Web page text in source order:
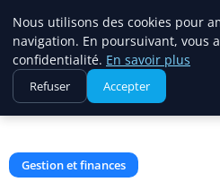
Maadi Gazette
Accueil
Gestion et finances
Tout savoir sur la gestion des
Gestion et finances
Nous utilisons des cookies pour
navigation. En poursuivant, vous
confidentialité. En savoir plus
Refuser Accepter